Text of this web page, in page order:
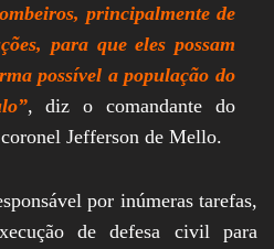
principalmente de
para que eles possam
possível a população do
, diz o comandante do
Jefferson de Mello.
por inúmeras tarefas,
de defesa civil para